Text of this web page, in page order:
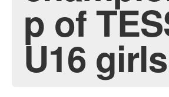
p of
U16 girls